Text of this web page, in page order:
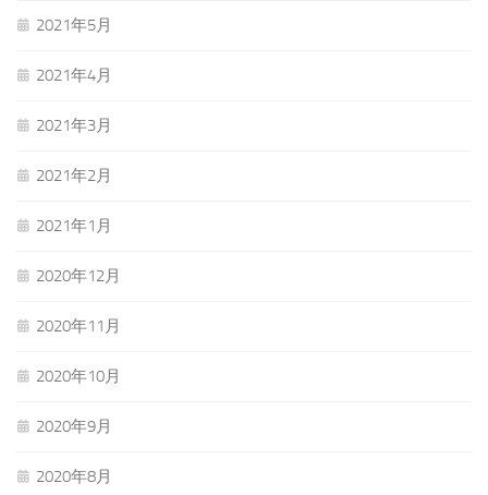
2021年5月
2021年4月
2021年3月
2021年2月
2021年1月
2020年12月
2020年11月
2020年10月
2020年9月
2020年8月